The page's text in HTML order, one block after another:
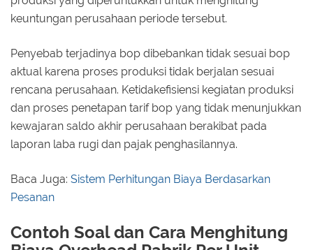
keuntungan perusahaan periode tersebut.
Penyebab terjadinya bop dibebankan tidak sesuai bop
aktual karena proses produksi tidak berjalan sesuai
rencana perusahaan. Ketidakefisiensi kegiatan produksi
dan proses penetapan tarif bop yang tidak menunjukkan
kewajaran saldo akhir perusahaan berakibat pada
laporan laba rugi dan pajak penghasilannya.
Baca Juga: Sistem Perhitungan Biaya Berdasarkan
Pesanan
Contoh Soal dan Cara Menghitung